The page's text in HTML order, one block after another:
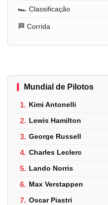
🏎️ Classificação
🏁 Corrida
Mundial de Pilotos
1. Kimi Antonelli
2. Lewis Hamilton
3. George Russell
4. Charles Leclerc
5. Lando Norris
6. Max Verstappen
7. Oscar Piastri